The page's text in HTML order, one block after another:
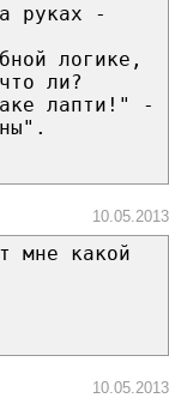
руках -
логике,
ли?
лапти!" -
10.05.2013
мне какой
10.05.2013